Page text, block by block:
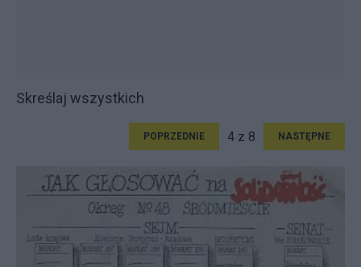
Skreślaj wszystkich
POPRZEDNIE 4 z 8 NASTĘPNE